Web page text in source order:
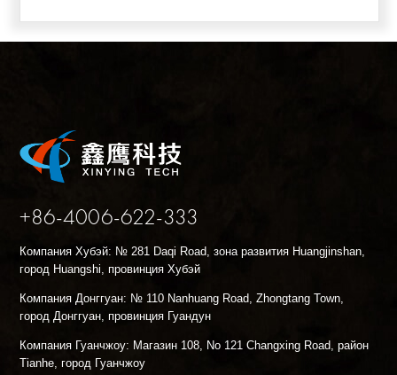
+86-4006-622-333
Компания Хубэй: № 281 Daqi Road, зона развития Huangjinshan,
город Huangshi, провинция Хубэй
Компания Донггуан: № 110 Nanhuang Road, Zhongtang Town,
город Донггуан, провинция Гуандун
Компания Гуанчжоу: Магазин 108, No 121 Changxing Road, район
Tianhe, город Гуанчжоу